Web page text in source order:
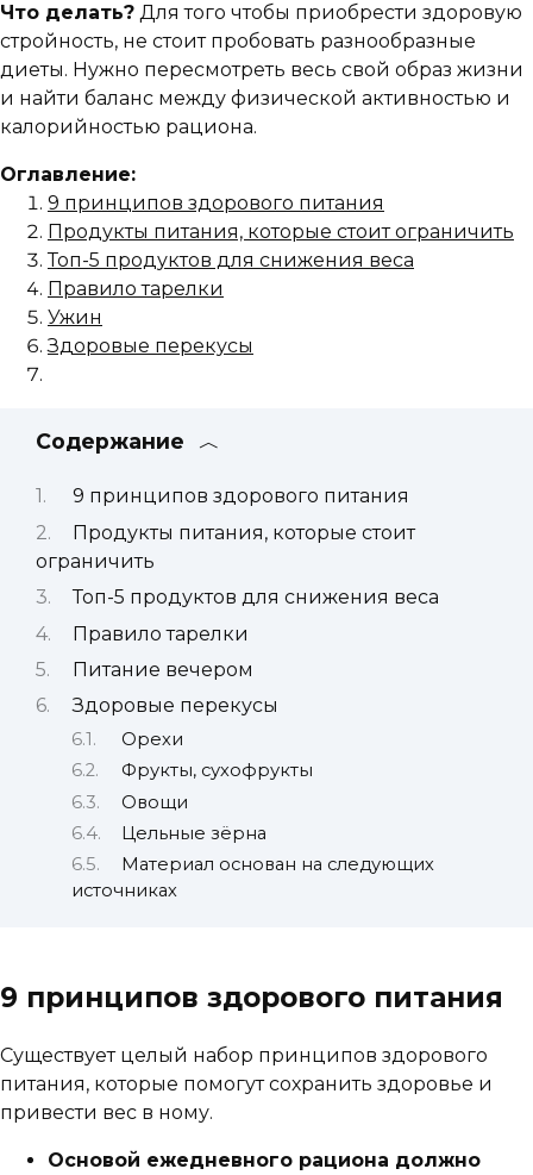
Что делать? Для того чтобы приобрести здоровую
стройность, не стоит пробовать разнообразные
диеты. Нужно пересмотреть весь свой образ жизни
и найти баланс между физической активностью и
калорийностью рациона.
Оглавление:
9 принципов здорового питания
Продукты питания, которые стоит ограничить
Топ-5 продуктов для снижения веса
Правило тарелки
Ужин
Здоровые перекусы
Содержание
9 принципов здорового питания
Продукты питания, которые стоит
ограничить
Топ-5 продуктов для снижения веса
Правило тарелки
Питание вечером
Здоровые перекусы
Орехи
Фрукты, сухофрукты
Овощи
Цельные зёрна
Материал основан на следующих
источниках
9 принципов здорового питания
Существует целый набор принципов здорового
питания, которые помогут сохранить здоровье и
привести вес в ному.
Основой ежедневного рациона должно